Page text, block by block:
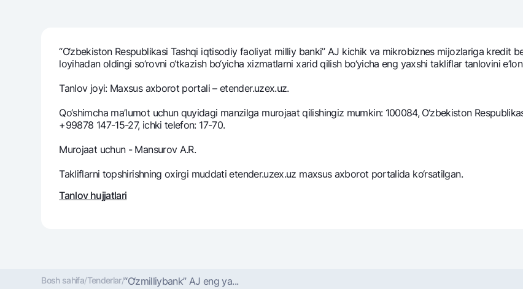
Pul oʻtkazmalari Valyutalar kursi
Eskrou
Tariflar
Aksiyalar
Milliy
Ko'p beriladigan savollar
Sayt bo‘yicha qidiring
Qidirish
Foydali havolalar
“O‘zbekiston Respublikasi Tashqi iqtisodiy faoliyat milliy banki” AJ kichik va mikrobiznes mijozlariga kredit
loyihadan oldingi so‘rovni o‘tkazish bo‘yicha xizmatlarni xarid qilish bo‘yicha eng yaxshi takliflar tanlovini
Tanlov joyi: Maxsus axborot portali – etender.uzex.uz.
Qo‘shimcha ma’lumot uchun quyidagi manzilga murojaat qilishingiz mumkin: 100084, O‘zbekiston
+99878 147-15-27, ichki telefon: 17-70.
Murojaat uchun - Mansurov A.R.
Takliflarni topshirishning oxirgi muddati etender.uzex.uz maxsus axborot portalida ko‘rsatilgan.
Tanlov hujjatlari
Bosh sahifa/Tenderlar/“O‘zmilliybank” AJ eng ya...